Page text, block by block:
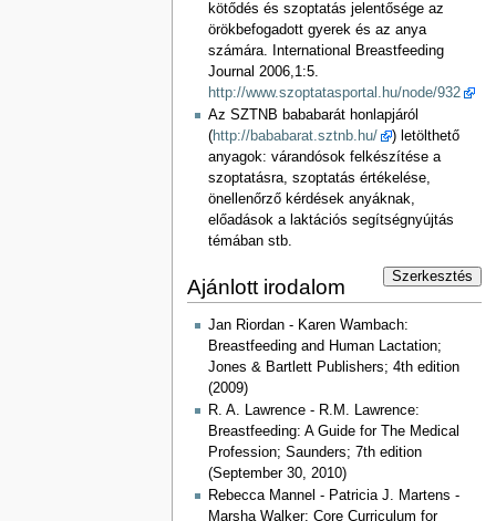
kötődés és szoptatás jelentősége az
örökbefogadott gyerek és az anya
számára. International Breastfeeding
Journal 2006,1:5.
http://www.szoptatasportal.hu/node/932
Az SZTNB bababarát honlapjáról
(http://bababarat.sztnb.hu/
) letölthető
anyagok: várandósok felkészítése a
szoptatásra, szoptatás értékelése,
önellenőrző kérdések anyáknak,
előadások a laktációs segítségnyújtás
témában stb.
Szerkesztés
Ajánlott irodalom
Jan Riordan - Karen Wambach:
Breastfeeding and Human Lactation;
Jones & Bartlett Publishers; 4th edition
(2009)
R. A. Lawrence - R.M. Lawrence:
Breastfeeding: A Guide for The Medical
Profession; Saunders; 7th edition
(September 30, 2010)
Rebecca Mannel - Patricia J. Martens -
Marsha Walker: Core Curriculum for